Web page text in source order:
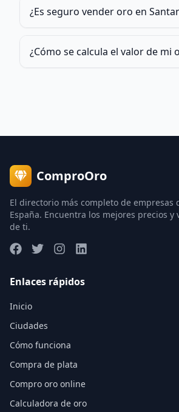
¿Es seguro vender oro en
¿Cómo se calcula el valor de mi
ComproOro
El directorio más completo de empresas
España. Encuentra los mejores precios y
de ti.
Enlaces rápidos
Inicio
Ciudades
Cómo funciona
Compra de plata
Compro oro online
Calculadora de oro